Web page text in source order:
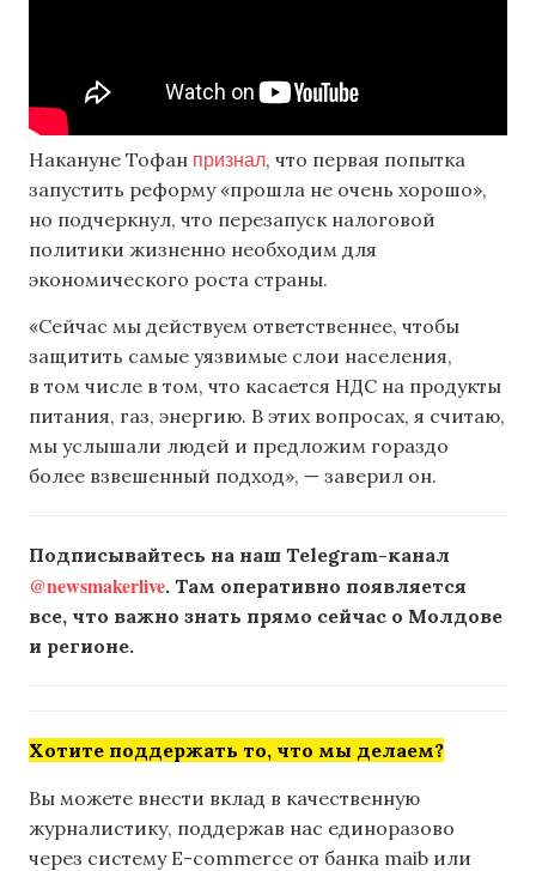
Накануне Тофан признал, что первая попытка
запустить реформу «прошла не очень хорошо»,
но подчеркнул, что перезапуск налоговой
политики жизненно необходим для
экономического роста страны.
«Сейчас мы действуем ответственнее, чтобы
защитить самые уязвимые слои населения,
в том числе в том, что касается НДС на продукты
питания, газ, энергию. В этих вопросах, я считаю,
мы услышали людей и предложим гораздо
более взвешенный подход», — заверил он.
Подписывайтесь на наш Telegram-канал
@newsmakerlive. Там оперативно появляется
все, что важно знать прямо сейчас о Молдове
и регионе.
Хотите поддержать то, что мы делаем?
Вы можете внести вклад в качественную
журналистику, поддержав нас единоразово
через систему E-commerce от банка maib или